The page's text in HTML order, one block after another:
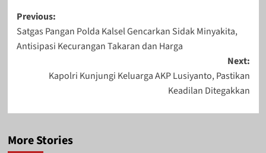
Post
navigation
Previous:
Satgas Pangan Polda Kalsel Gencarkan Sidak Minyakita,
Antisipasi Kecurangan Takaran dan Harga
Next:
Kapolri Kunjungi Keluarga AKP Lusiyanto, Pastikan
Keadilan Ditegakkan
More Stories